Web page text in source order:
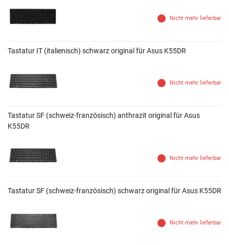
Nicht mehr lieferbar
Tastatur IT (italienisch) schwarz original für Asus K55DR
Nicht mehr lieferbar
Tastatur SF (schweiz-französisch) anthrazit original für Asus
K55DR
Nicht mehr lieferbar
Tastatur SF (schweiz-französisch) schwarz original für Asus K55DR
Nicht mehr lieferbar